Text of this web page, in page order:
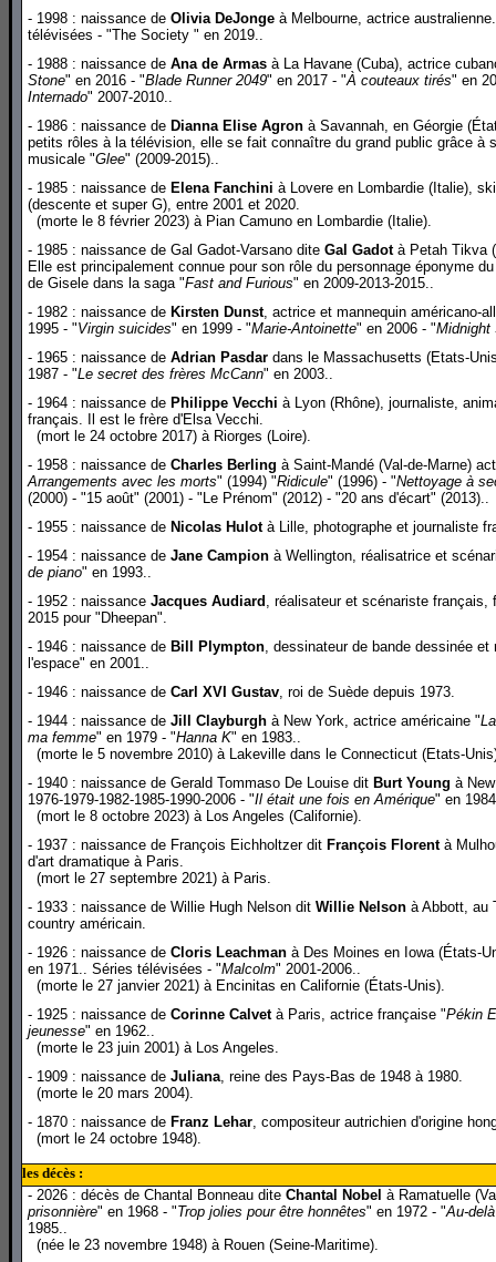
- 1998 : naissance de Olivia DeJonge à Melbourne, actrice
télévisées - "The Society " en 2019..
- 1988 : naissance de Ana de Armas à La Havane (Cuba), actrice
Stone" en 2016 - "Blade Runner 2049" en 2017 - "À couteaux tirés" en
Internado" 2007-2010..
- 1986 : naissance de Dianna Elise Agron à Savannah, en Géorgie
petits rôles à la télévision, elle se fait connaître du grand public grâce à
musicale "Glee" (2009-2015)..
- 1985 : naissance de Elena Fanchini à Lovere en Lombardie (Italie),
(descente et super G), entre 2001 et 2020.
(morte le 8 février 2023) à Pian Camuno en Lombardie (Italie).
- 1985 : naissance de Gal Gadot-Varsano dite Gal Gadotà Petah Tikva
Elle est principalement connue pour son rôle du personnage éponyme
de Gisele dans la saga "Fast and Furious" en 2009-2013-2015..
- 1982 : naissance de Kirsten Dunst, actrice et mannequin américano-
1995 - "Virgin suicides" en 1999 - "Marie-Antoinette" en 2006 - "Midnight
- 1965 : naissance de Adrian Pasdar dans le Massachusetts (Etats-
1987 - "Le secret des frères McCann" en 2003..
- 1964 : naissance de Philippe Vecchi à Lyon (Rhône), journaliste,
français. Il est le frère d'Elsa Vecchi.
(mort le 24 octobre 2017) à Riorges (Loire).
- 1958 : naissance de Charles Berling à Saint-Mandé (Val-de-Marne)
Arrangements avec les morts" (1994) "Ridicule" (1996) - "Nettoyage à
(2000) - "15 août" (2001) - "Le Prénom" (2012) - "20 ans d'écart" (2013)..
- 1955 : naissance de Nicolas Hulotà Lille, photographe et journaliste
- 1954 : naissance de Jane Campion à Wellington, réalisatrice et
de piano" en 1993..
- 1952 : naissance Jacques Audiard , réalisateur et scénariste français,
2015 pour "Dheepan".
- 1946 : naissance de Bill Plympton, dessinateur de bande dessinée
l'espace" en 2001..
- 1946 : naissance de Carl XVI Gustav, roi de Suède depuis 1973.
- 1944 : naissance de Jill Clayburgh à New York, actrice américaine "
ma femme" en 1979 - "Hanna K" en 1983..
(morte le 5 novembre 2010) à Lakeville dans le Connecticut (Etats-
- 1940 : naissance de Gerald Tommaso De Louise dit Burt Young à
1976-1979-1982-1985-1990-2006 - "Il était une fois en Amérique" en
(mort le 8 octobre 2023) à Los Angeles (Californie).
- 1937 : naissance de François Eichholtzer dit François Florentà
d'art dramatique à Paris.
(mort le 27 septembre 2021) à Paris.
- 1933 : naissance de Willie Hugh Nelson dit Willie Nelson à Abbott, au
country américain.
- 1926 : naissance de Cloris Leachman à Des Moines en Iowa (États-
en 1971.. Séries télévisées - "Malcolm" 2001-2006..
(morte le 27 janvier 2021) à Encinitas en Californie (États-Unis).
- 1925 : naissance de Corinne Calvetà Paris, actrice française "Pékin
jeunesse" en 1962..
(morte le 23 juin 2001) à Los Angeles.
- 1909 : naissance de Juliana, reine des Pays-Bas de 1948 à 1980.
(morte le 20 mars 2004).
- 1870 : naissance de Franz Lehar, compositeur autrichien d'origine
(mort le 24 octobre 1948).
les décès :
- 2026 : décès de Chantal Bonneau dite Chantal Nobel à Ramatuelle
prisonnière" en 1968 - "Trop jolies pour être honnêtes" en 1972 - "Au-
1985..
(née le 23 novembre 1948) à Rouen (Seine-Maritime).